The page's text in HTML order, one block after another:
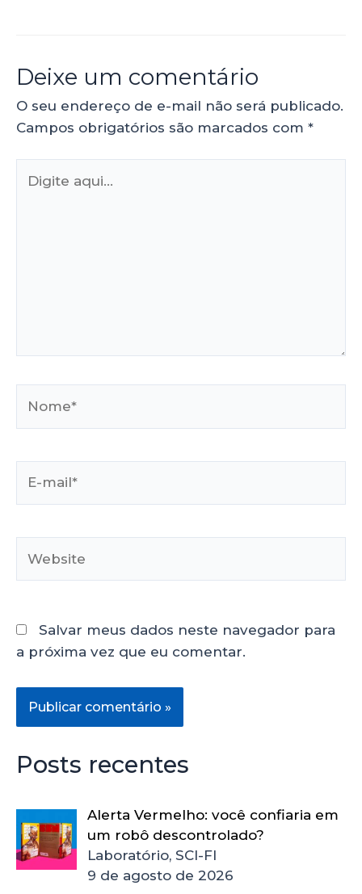
Deixe um comentário
O seu endereço de e-mail não será publicado.
Campos obrigatórios são marcados com *
Salvar meus dados neste navegador para
a próxima vez que eu comentar.
Posts recentes
Alerta Vermelho: você confiaria em
um robô descontrolado?
Laboratório, SCI-FI
9 de agosto de 2026